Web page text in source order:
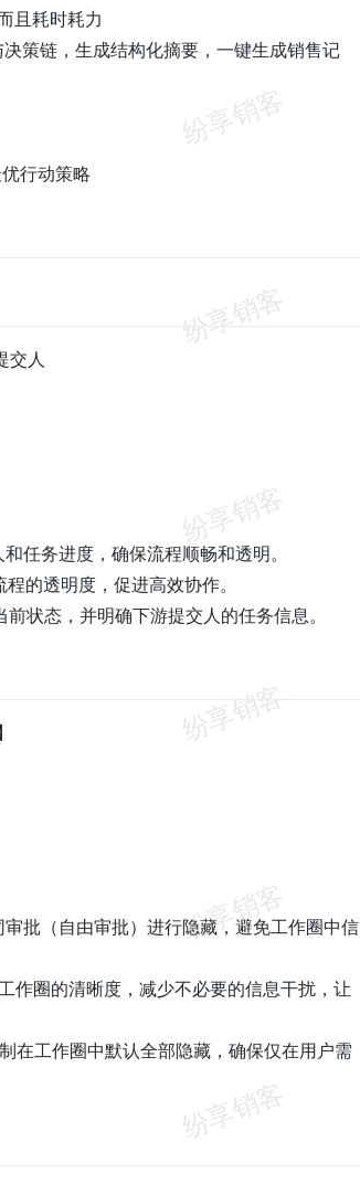
且耗时耗力
策链，生成结构化摘要，一键生成销售记
行动策略
交人
任务进度，确保流程顺畅和透明。
的透明度，促进高效协作。
状态，并明确下游提交人的任务信息。
批（自由审批）进行隐藏，避免工作圈中信
作圈的清晰度，减少不必要的信息干扰，让
在工作圈中默认全部隐藏，确保仅在用户需